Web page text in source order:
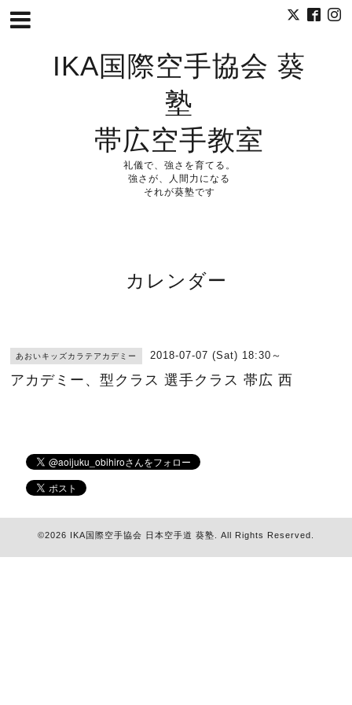
IKA国際空手協会 葵
塾
帯広空手教室
礼儀で、強さを育てる。
強さが、人間力になる
それが葵塾です
カレンダー
あおいキッズカラテアカデミー 2018-07-07 (Sat) 18:30～
アカデミー、型クラス 選手クラス 帯広 西
©2026 IKA国際空手協会 日本空手道 葵塾 . All Rights Reserved.